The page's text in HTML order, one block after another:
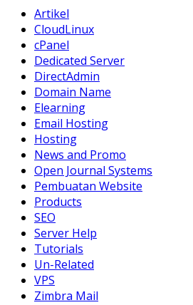
Artikel
CloudLinux
cPanel
Dedicated Server
DirectAdmin
Domain Name
Elearning
Email Hosting
Hosting
News and Promo
Open Journal Systems
Pembuatan Website
Products
SEO
Server Help
Tutorials
Un-Related
VPS
Zimbra Mail